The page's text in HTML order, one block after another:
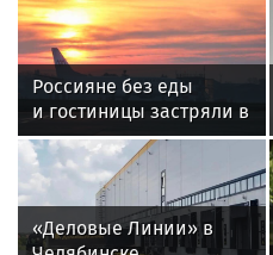
Россияне без еды
и гостиницы застряли в
аэропорту Египта после
отмены рейса
«Деловые Линии» в